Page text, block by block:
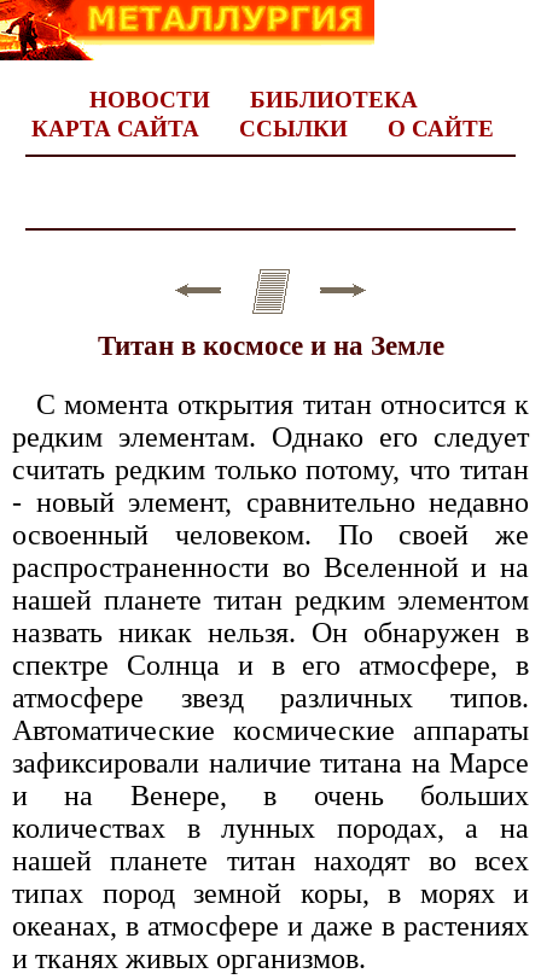
НОВОСТИ
БИБЛИОТЕКА
КАРТА САЙТА
ССЫЛКИ О САЙТЕ
Титан в космосе и на Земле
С момента открытия титан относится к
редким элементам. Однако его следует
считать редким только потому, что титан
- новый элемент, сравнительно недавно
освоенный человеком. По своей же
распространенности во Вселенной и на
нашей планете титан редким элементом
назвать никак нельзя. Он обнаружен в
спектре Солнца и в его атмосфере, в
атмосфере звезд различных типов.
Автоматические космические аппараты
зафиксировали наличие титана на Марсе
и на Венере, в очень больших
количествах в лунных породах, а на
нашей планете титан находят во всех
типах пород земной коры, в морях и
океанах, в атмосфере и даже в растениях
и тканях живых организмов.